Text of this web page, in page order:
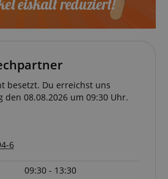
besetzt. Du erreichst uns
den 08.08.2026 um 09:30 Uhr.
6
09:30 - 13:30
Laufzeit Beschreibung